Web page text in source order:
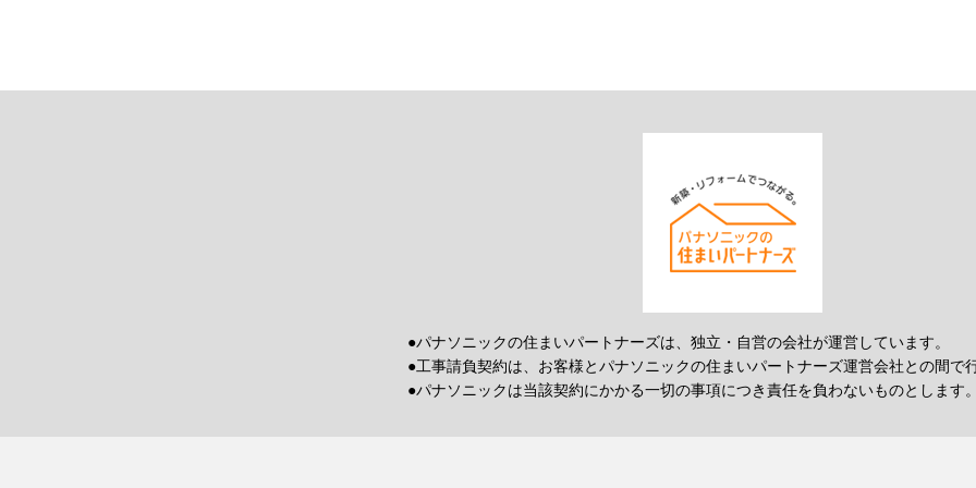
●パナソニックの住まいパートナーズは、独立・自営の会社が運営しています。
●工事請負契約は、お客様とパナソニックの住まいパートナーズ運営会社との間で
●パナソニックは当該契約にかかる一切の事項につき責任を負わないものとします。